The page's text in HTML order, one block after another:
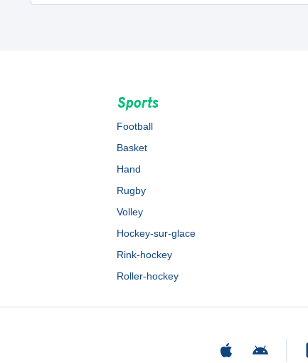
Sports
Football
Basket
Hand
Rugby
Volley
Hockey-sur-glace
Rink-hockey
Roller-hockey